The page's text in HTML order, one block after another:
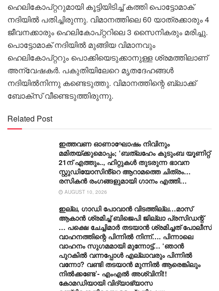
ഹെലികോപ്റ്ററുമായി കൂട്ടിയിടിച്ച് കത്തി പൊട്ടോമാക്
നദിയിൽ പതിച്ചിരുന്നു. വിമാനത്തിലെ 60 യാത്രക്കാരും 4
ജീവനക്കാരും ഹെലികോപ്റ്ററിലെ 3 സൈനികരും മരിച്ചു.
പൊട്ടോമാക് നദിയിൽ മുങ്ങിയ വിമാനവും
ഹെലികോപ്റ്ററും പൊക്കിയെടുക്കാനുള്ള ശ്രമത്തിലാണ്
അന്വേഷകർ. പകുതിയിലേറെ മൃതദേഹങ്ങൾ
നദിയിൽനിന്നു കണ്ടെടുത്തു. വിമാനത്തിന്റെ ബ്ലാക്ക്
ബോക്സ് വീണ്ടെടുത്തിരുന്നു.
Related Post
ഇത്തവണ ഓണാഘോഷം നിവിനും
മമിതയ്ക്കുമൊപ്പം; ‘ബത്‍ലഹേം കുടുംബ യൂണിറ്റ്
21ന് എത്തും.., ഹിറ്റുകൾ തുടരുന്ന ഭാവന
സ്റ്റുഡിയോസിൻ്റെ ആറാമത്തെ ചിത്രം…
രസികൻ രംഗങ്ങളുമായി ഗാനം എത്തി…
AUGUST 10, 2026
ഇല്ല, ​ഗാഡി പോവാൻ വിടത്തില്ല…മാസ്
ആകാൻ ശ്രമിച്ച് ബിജെപി ജില്ലാ പ്രസിഡന്റ്
… പക്ഷെ ചേച്ചിമാർ തടയാൻ ശ്രമിച്ചത് പോലീസ്
വാഹനത്തിന്റെ പിന്നിൽ നിന്ന്…. പിന്നാലെ
വാഹനം സു​ഗമമായി മുന്നോട്ട്… ‘ഞാൻ
പുറകിൽ വന്നപ്പോൾ എല്ലാവരും പിന്നിൽ
വന്നോ? വണ്ടി തടയാൻ മുന്നിൽ ആരെങ്കിലും
നിൽക്കണ്ടേ’- എംഎൽ അശ്വിനി!!
കോമഡിയായി വിദ്യാഭ്യാസ